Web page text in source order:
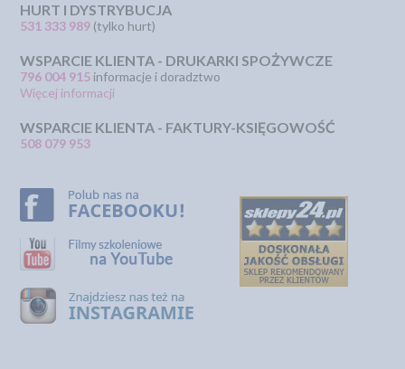
HURT I DYSTRYBUCJA
531 333 989 (tylko hurt)
WSPARCIE KLIENTA - DRUKARKI SPOŻYWCZE
796 004 915 informacje i doradztwo
Więcej informacji
WSPARCIE KLIENTA - FAKTURY-KSIĘGOWOŚĆ
508 079 953